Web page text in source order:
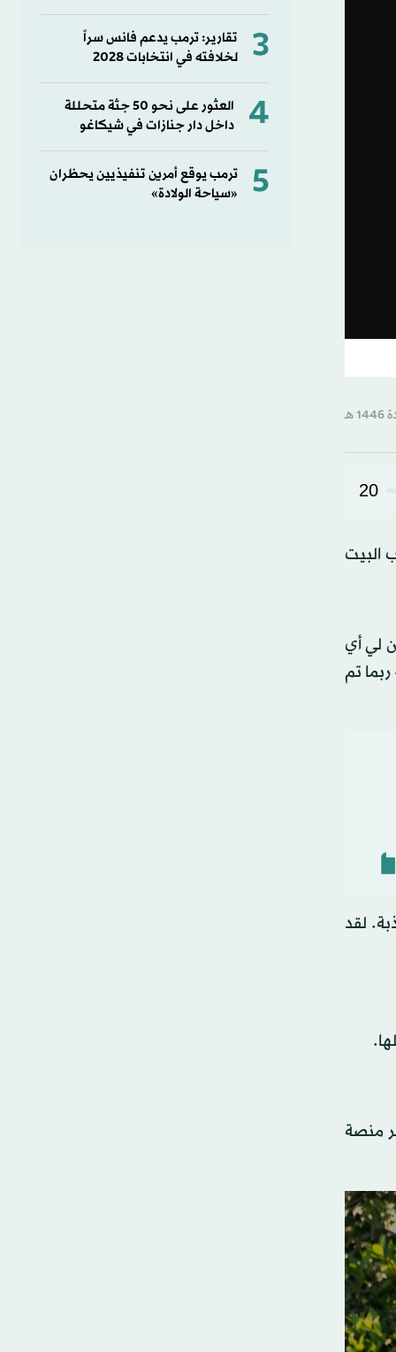
20
البيت
لي أي
تم
لقد
منصة
3
تقارير: ترمب يدعم فانس سراً
لخلافته في انتخابات 2028
4
العثور على نحو 50 جثة متحللة
داخل دار جنازات في شيكاغو
5
ترمب يوقع أمرين تنفيذيين يحظران
«سياحة الولادة»